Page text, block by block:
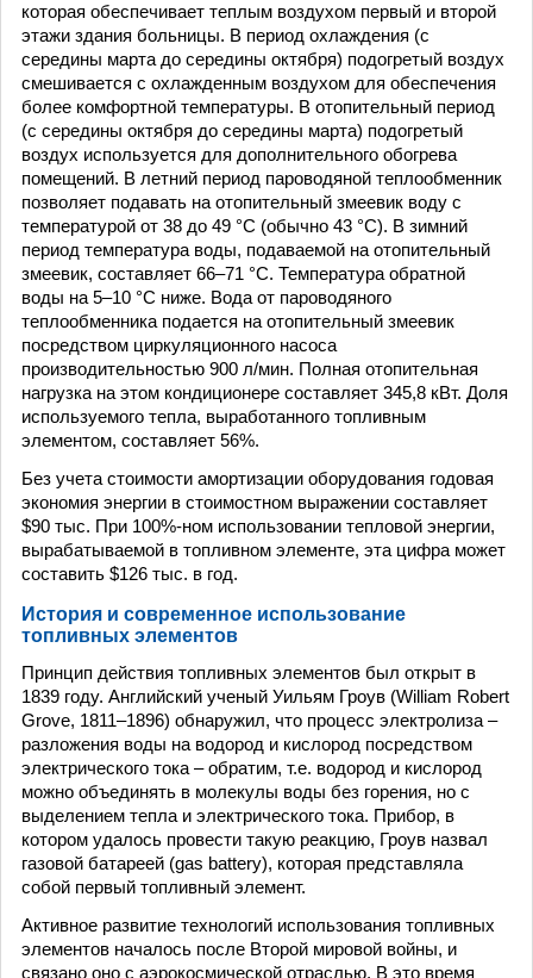
которая обеспечивает теплым воздухом первый и второй
этажи здания больницы. В период охлаждения (с
середины марта до середины октября) подогретый воздух
смешивается с охлажденным воздухом для обеспечения
более комфортной температуры. В отопительный период
(с середины октября до середины марта) подогретый
воздух используется для дополнительного обогрева
помещений. В летний период пароводяной теплообменник
позволяет подавать на отопительный змеевик воду с
температурой от 38 до 49 °C (обычно 43 °C). В зимний
период температура воды, подаваемой на отопительный
змеевик, составляет 66–71 °C. Температура обратной
воды на 5–10 °C ниже. Вода от пароводяного
теплообменника подается на отопительный змеевик
посредством циркуляционного насоса
производительностью 900 л/мин. Полная отопительная
нагрузка на этом кондиционере составляет 345,8 кВт. Доля
используемого тепла, выработанного топливным
элементом, составляет 56%.
Без учета стоимости амортизации оборудования годовая
экономия энергии в стоимостном выражении составляет
$90 тыс. При 100%-ном использовании тепловой энергии,
вырабатываемой в топливном элементе, эта цифра может
составить $126 тыс. в год.
История и современное использование
топливных элементов
Принцип действия топливных элементов был открыт в
1839 году. Английский ученый Уильям Гроув (William Robert
Grove, 1811–1896) обнаружил, что процесс электролиза –
разложения воды на водород и кислород посредством
электрического тока – обратим, т.е. водород и кислород
можно объединять в молекулы воды без горения, но с
выделением тепла и электрического тока. Прибор, в
котором удалось провести такую реакцию, Гроув назвал
газовой батареей (gas battery), которая представляла
собой первый топливный элемент.
Активное развитие технологий использования топливных
элементов началось после Второй мировой войны, и
связано оно с аэрокосмической отраслью. В это время